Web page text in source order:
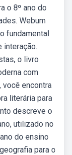
o 8º ano do
Webum
fundamental
interação.
o livro
com
encontra
literária para
descreve o
utilizado no
do ensino
para o